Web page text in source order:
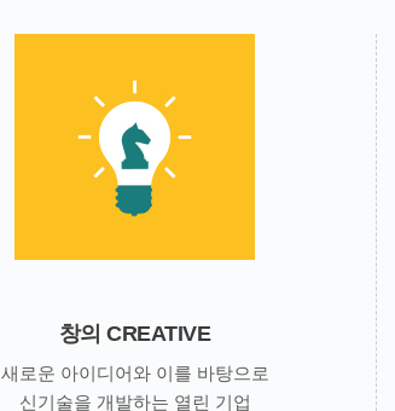
창의 CREATIVE
새로운 아이디어와 이를 바탕으로
신기술을 개발하는 열린 기업